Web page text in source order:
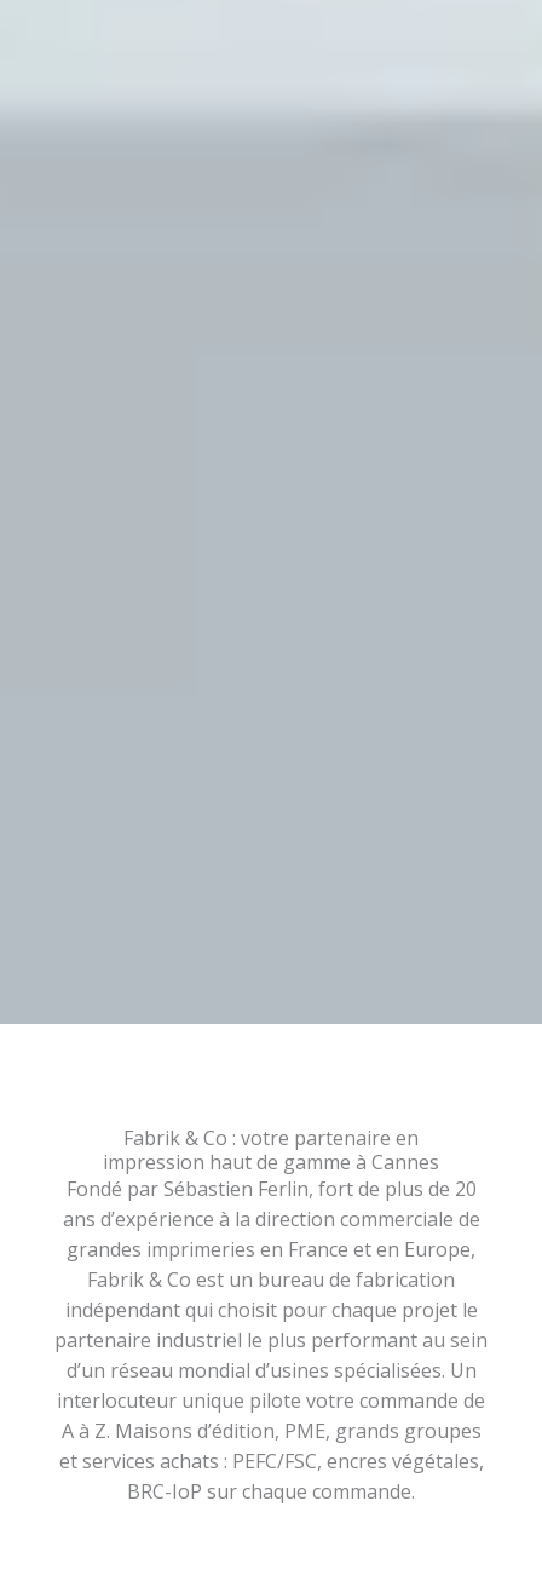
Fabrik & Co : votre partenaire en
impression haut de gamme à Cannes
Fondé par Sébastien Ferlin, fort de plus de 20
ans d’expérience à la direction commerciale de
grandes imprimeries en France et en Europe,
Fabrik & Co est un bureau de fabrication
indépendant qui choisit pour chaque projet le
partenaire industriel le plus performant au sein
d’un réseau mondial d’usines spécialisées. Un
interlocuteur unique pilote votre commande de
A à Z. Maisons d’édition, PME, grands groupes
et services achats : PEFC/FSC, encres végétales,
BRC-IoP sur chaque commande.